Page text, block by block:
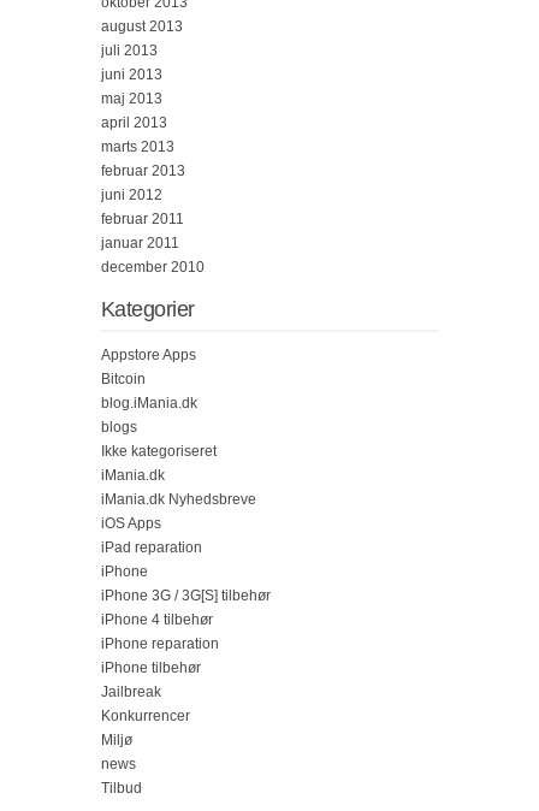
august 2013
juli 2013
juni 2013
maj 2013
april 2013
marts 2013
februar 2013
juni 2012
februar 2011
januar 2011
december 2010
Kategorier
Appstore Apps
Bitcoin
blog.iMania.dk
blogs
Ikke kategoriseret
iMania.dk
iMania.dk Nyhedsbreve
iOS Apps
iPad reparation
iPhone
iPhone 3G / 3G[S] tilbehør
iPhone 4 tilbehør
iPhone reparation
iPhone tilbehør
Jailbreak
Konkurrencer
Miljø
news
Tilbud